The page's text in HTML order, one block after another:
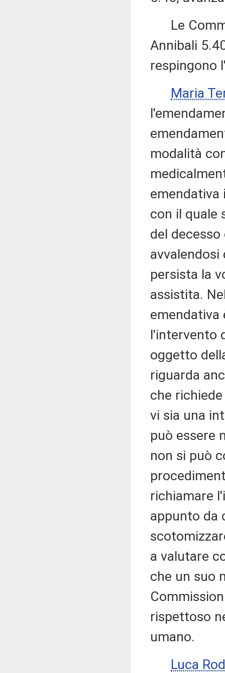
Le
Annibali
respingono
Maria
modalità
emendativa
con il quale
del
avvalendosi
persista la
assistita.
emendativa
l'intervento
oggetto
riguarda
che
vi sia una
può essere
non si può
richiamare
appunto da
a valutare
che un suo
rispettoso
umano.
Luca